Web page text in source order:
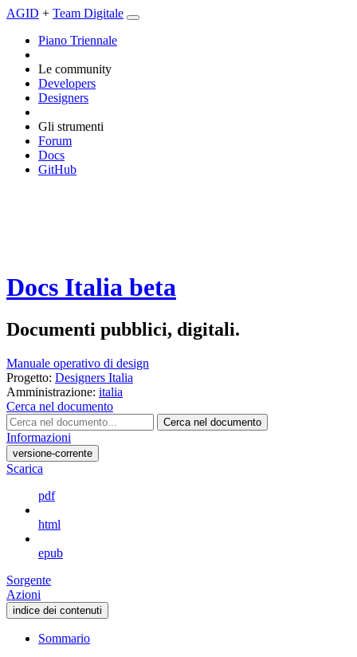
AGID + Team Digitale
Piano Triennale
Le community
Developers
Designers
Gli strumenti
Forum
Docs
GitHub
Docs Italia beta
Documenti pubblici, digitali.
Manuale operativo di design
Progetto: Designers Italia
Amministrazione: italia
Cerca nel documento
Cerca nel documento
Informazioni
versione-corrente
Scarica
pdf
html
epub
Sorgente
Azioni
indice dei contenuti
Sommario